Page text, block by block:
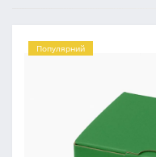
Популярний